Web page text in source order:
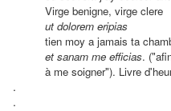
Virge benigne, virge clere
ut dolorem eripias
tien moy a jamais ta
et sanam me efficias.
à me soigner"). Livre
.
.